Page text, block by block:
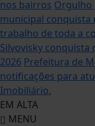
nos bairros Orgulho
municipal conquista
trabalho de toda a
Silvovisky conquista
2026 Prefeitura de
notificações para
Imobiliário.
EM ALTA
MENU